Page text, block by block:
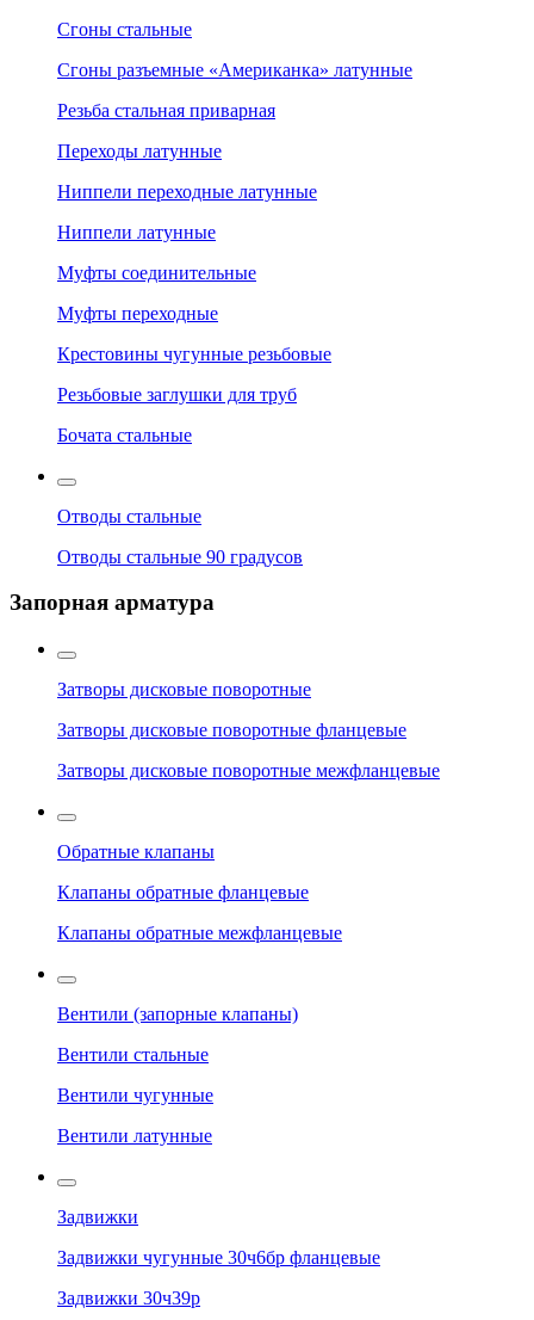
Сгоны стальные
Сгоны разъемные «Американка» латунные
Резьба стальная приварная
Переходы латунные
Ниппели переходные латунные
Ниппели латунные
Муфты соединительные
Муфты переходные
Крестовины чугунные резьбовые
Резьбовые заглушки для труб
Бочата стальные
Отводы стальные
Отводы стальные 90 градусов
Запорная арматура
Затворы дисковые поворотные
Затворы дисковые поворотные фланцевые
Затворы дисковые поворотные межфланцевые
Обратные клапаны
Клапаны обратные фланцевые
Клапаны обратные межфланцевые
Вентили (запорные клапаны)
Вентили стальные
Вентили чугунные
Вентили латунные
Задвижки
Задвижки чугунные 30ч6бр фланцевые
Задвижки 30ч39р